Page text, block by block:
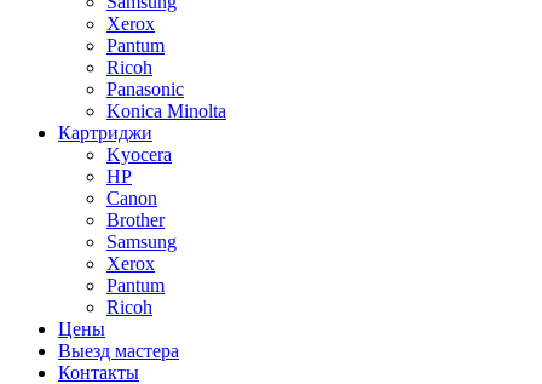
Xerox
Pantum
Ricoh
Panasonic
Konica Minolta
Картриджи
Kyocera
HP
Canon
Brother
Samsung
Xerox
Pantum
Ricoh
Цены
Выезд мастера
Контакты